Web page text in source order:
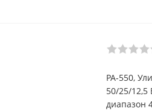
PA-550,
50/25/12,5
диапазон